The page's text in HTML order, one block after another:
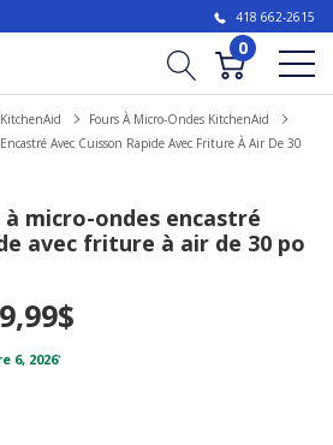
418 662-2615
0
Fours À Micro-Ondes KitchenAid
Avec Cuisson Rapide Avec Friture À Air De 30
micro-ondes encastré
avec friture à air de 30 po
6, 2026*